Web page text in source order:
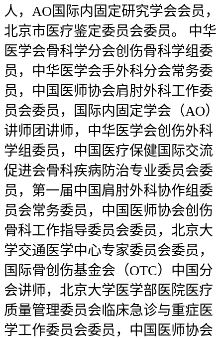
人，AO国际内固定研究学会会员，
北京市医疗鉴定委员会委员。 中华
医学会骨科学分会创伤骨科学组委
员，中华医学会手外科分会常务委
员，中国医师协会肩肘外科工作委
员会委员，国际内固定学会（AO）
讲师团讲师，中华医学会创伤外科
学组委员，中国医疗保健国际交流
促进会骨科疾病防治专业委员会委
员，第一届中国肩肘外科协作组委
员会常务委员，中国医师协会创伤
骨科工作指导委员会委员，北京大
学交通医学中心专家委员会委员，
国际骨创伤基金会（OTC）中国分
会讲师，北京大学医学部医院医疗
质量管理委员会临床急诊与重症医
学工作委员会委员，中国医师协会